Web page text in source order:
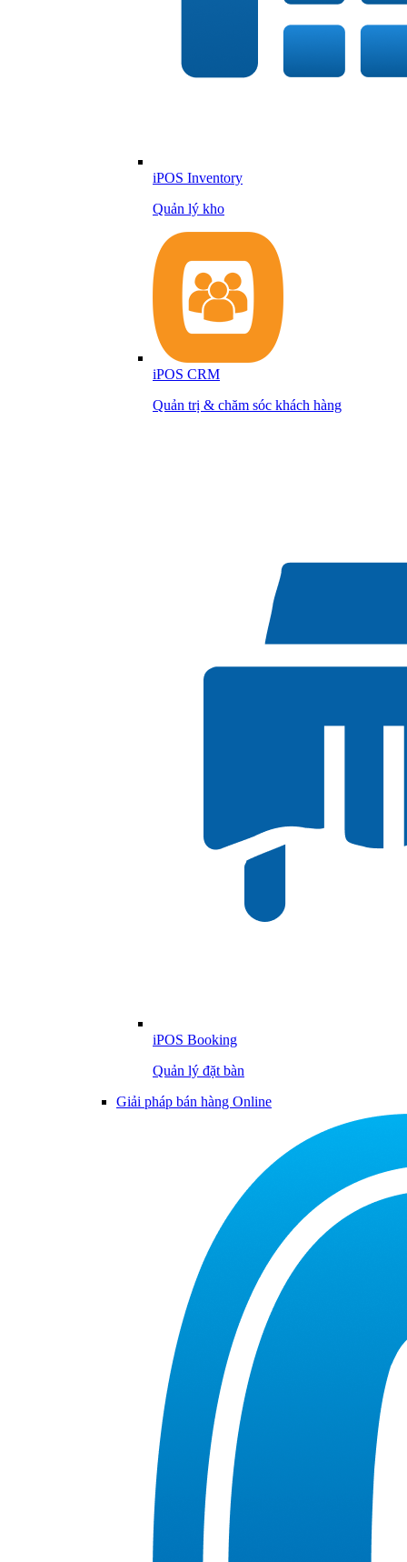
iPOS Inventory
Quản lý kho
iPOS CRM
Quản trị & chăm sóc khách hàng
iPOS Booking
Quản lý đặt bàn
Giải pháp bán hàng Online